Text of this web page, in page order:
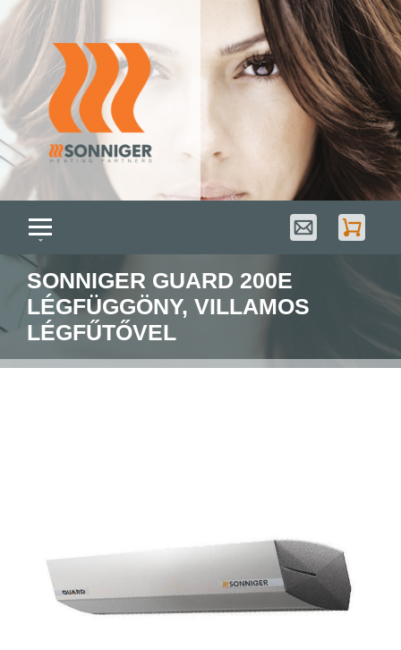
SONNIGER GUARD 200E
LÉGFÜGGÖNY, VILLAMOS
LÉGFŰTŐVEL